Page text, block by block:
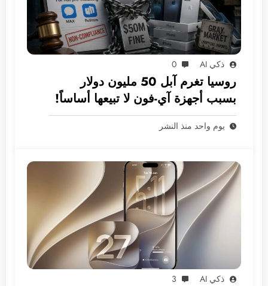
ذكي AI 0
روسيا تغرم آبل 50 مليون دولار
بسبب أجهزة آي-فون لا تبيعها أساساً!
يوم واحد منذ النشر
ذكي AI 3